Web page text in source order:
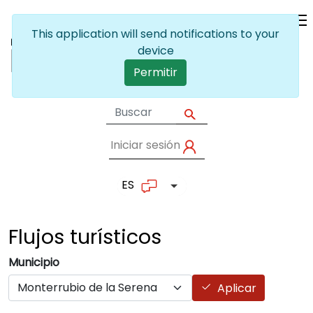
User account
Iniciar sesión
ES Lista adicional de
Flujos turísticos
Municipio
Aplicar
This application will send notifications to your
device
Permitir